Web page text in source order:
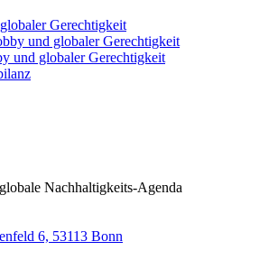
Gerechtigkeit
und globaler Gerechtigkeit
Nachhaltigkeits-Agenda
6, 53113 Bonn